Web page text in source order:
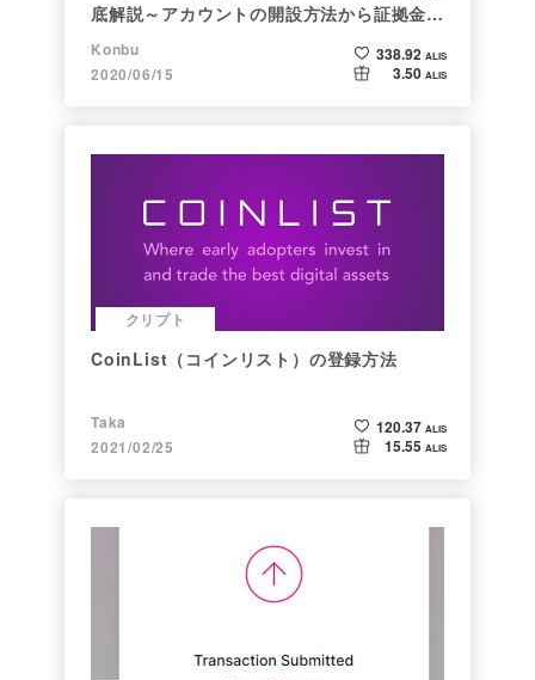
底解説～アカウントの開設方法から証拠金計
算例まで～
Konbu
2020/06/15
338.92 ALIS
3.50 ALIS
クリプト
CoinList（コインリスト）の登録方法
Taka
2021/02/25
120.37 ALIS
15.55 ALIS